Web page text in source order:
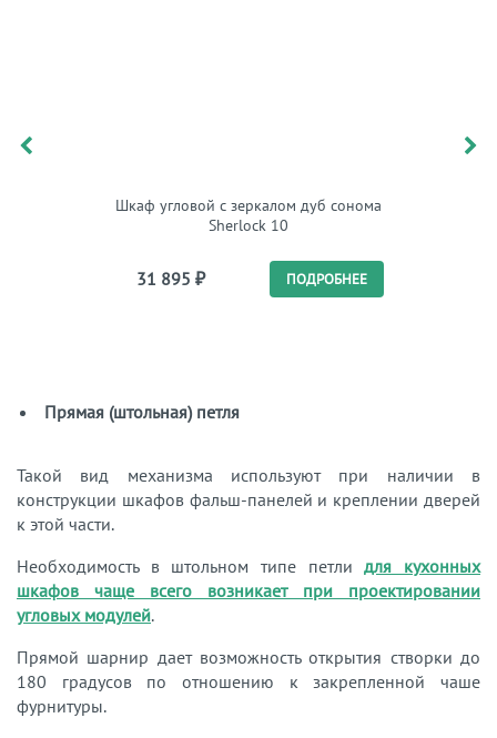
Шкаф угловой с зеркалом дуб сонома
Sherlock 10
31 895 ₽ ПОДРОБНЕЕ
Прямая (штольная) петля
Такой вид механизма используют при наличии в
конструкции шкафов фальш-панелей и креплении дверей
к этой части.
Необходимость в штольном типе петлидля кухонных
шкафов чаще всего возникает при проектировании
угловых модулей.
Прямой шарнир дает возможность открытия створки до
180 градусов по отношению к закрепленной чаше
фурнитуры.